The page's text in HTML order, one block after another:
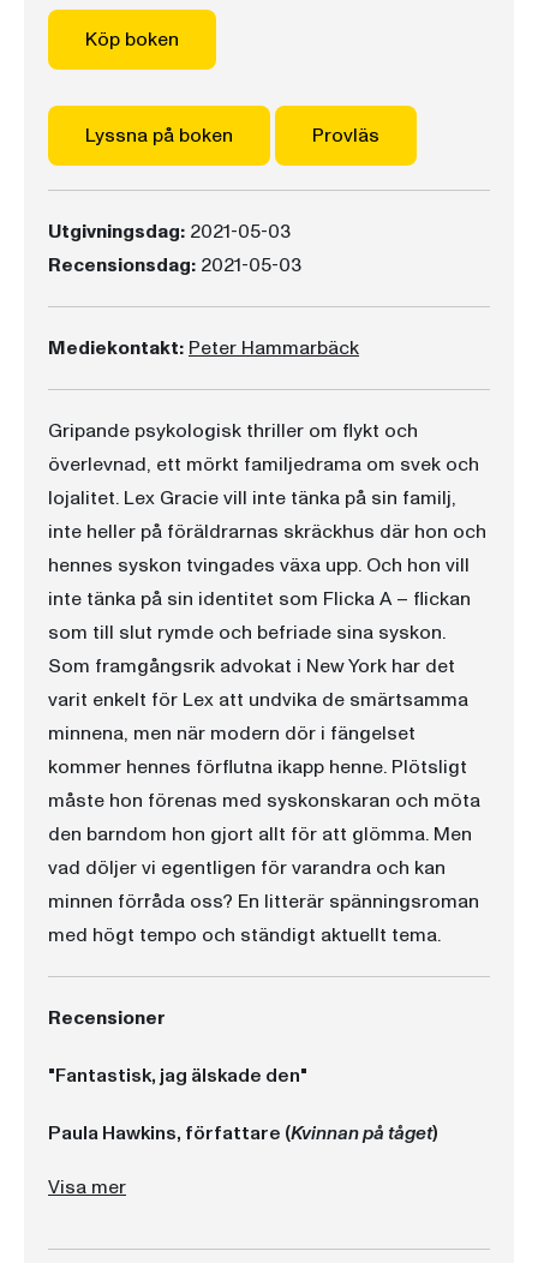
Köp boken
Lyssna på boken Provläs
Utgivningsdag: 2021-05-03
Recensionsdag: 2021-05-03
Mediekontakt: Peter Hammarbäck
Gripande psykologisk thriller om flykt och
överlevnad, ett mörkt familjedrama om svek och
lojalitet. Lex Gracie vill inte tänka på sin familj,
inte heller på föräldrarnas skräckhus där hon och
hennes syskon tvingades växa upp. Och hon vill
inte tänka på sin identitet som Flicka A – flickan
som till slut rymde och befriade sina syskon.
Som framgångsrik advokat i New York har det
varit enkelt för Lex att undvika de smärtsamma
minnena, men när modern dör i fängelset
kommer hennes förflutna ikapp henne. Plötsligt
måste hon förenas med syskonskaran och möta
den barndom hon gjort allt för att glömma. Men
vad döljer vi egentligen för varandra och kan
minnen förråda oss? En litterär spänningsroman
med högt tempo och ständigt aktuellt tema.
Recensioner
"Fantastisk, jag älskade den"
Paula Hawkins, författare (Kvinnan på tåget)
Visa mer